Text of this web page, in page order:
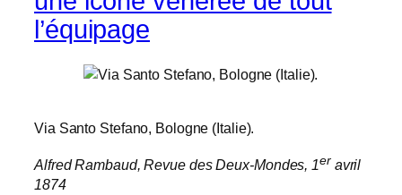
l’équipage
Via Santo Stefano, Bologne (Italie).
Alfred Rambaud,Revue des Deux-Mondes, 1eravril
1874